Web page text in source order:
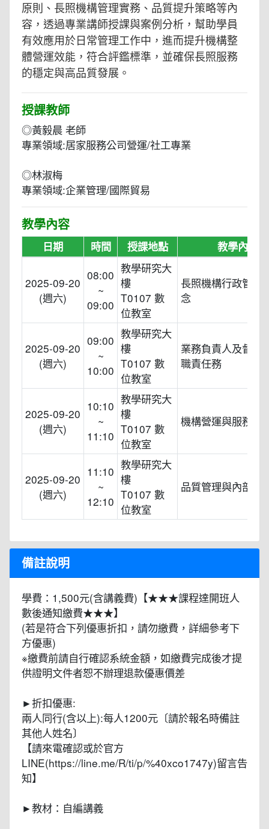
原則、長照機構管理實務、品質提升策略等內
容，透過專業講師授課與案例分析，幫助學員
有效應用於日常管理工作中，進而提升機構整
體營運效能，符合評鑑標準，並確保長照服務
的穩定與高品質發展。
授課教師
◎黃毅晨 老師
專業領域:居家服務公司營運/社工專業
◎林淑梅
專業領域:企業管理/國際貿易
教學內容
日期 時間 授課地點 教學內容
2025-09-20
(週六)
08:00
~
09:00
教學研究大
樓
T0107 數
位教室
長照機構行政管理
念
2025-09-20
(週六)
09:00
~
10:00
教學研究大
樓
T0107 數
位教室
業務負責人及督導
職責任務
2025-09-20
(週六)
10:10
~
11:10
教學研究大
樓
T0107 數
位教室
機構營運與服務品
2025-09-20
(週六)
11:10
~
12:10
教學研究大
樓
T0107 數
位教室
品質管理與內部控
備註說明
學費：1,500元(含講義費)【★★★課程達開班人
數後通知繳費★★★】
(若是符合下列優惠折扣，請勿繳費，詳細參考下
方優惠)
※繳費前請自行確認系統金額，如繳費完成後才提
供證明文件者恕不辦理退款優惠價差
►折扣優惠:
兩人同行(含以上):每人1200元〔請於報名時備註
其他人姓名〕
【請來電確認或於官方
LINE(https://line.me/R/ti/p/%40xco1747y)留言告
知】
►教材：自編講義